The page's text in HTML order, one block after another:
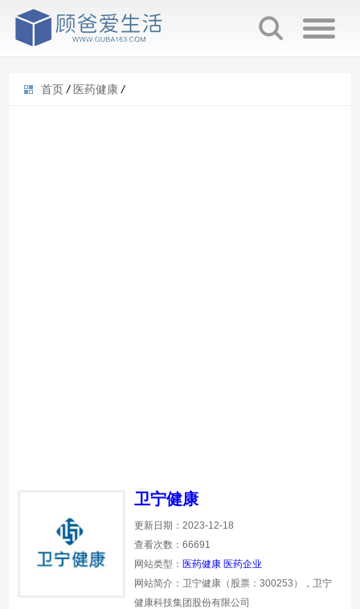
首页 / 医药健康 /
卫宁健康
更新日期：2023-12-18
查看次数：66691
网站类型： 医药健康 医药企业
网站简介：卫宁健康（股票：300253），卫宁
健康科技集团股份有限公司